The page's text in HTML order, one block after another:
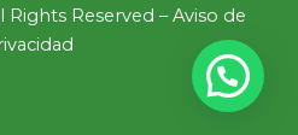
t
t
t
Reserved – Aviso de